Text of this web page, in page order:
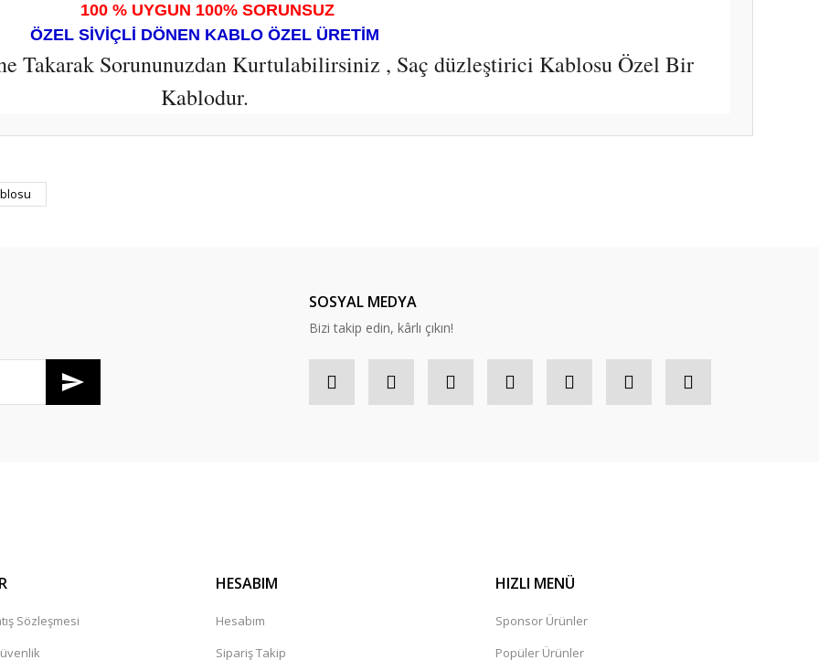
100 % UYGUN 100% SORUNSUZ
ÖZEL SİVİÇLİ DÖNEN KABLO ÖZEL ÜRETİM
Takarak Sorununuzdan Kurtulabilirsiniz , Saç düzleştirici Kablosu Özel Bir
Kablodur.
SOSYAL MEDYA
Bizi takip edin, kârlı çıkın!
Sözleşmesi
HESABIM
Hesabım
Sipariş Takip
HIZLI MENÜ
Sponsor Ürünler
Popüler Ürünler